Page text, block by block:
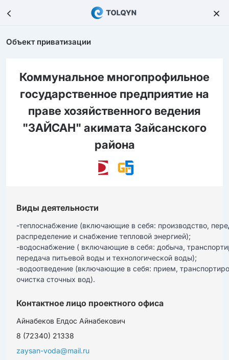
Объект приватизации
Коммунальное многопрофильное
государственное предприятие на
праве хозяйственного ведения
"ЗАЙСАН" акимата Зайсанского
района
Виды деятельности
-теплоснабжение (включающие в себя: производство,
распределение и снабжение тепловой энергией);
-водоснабжение ( включающие в себя: добыча,
передача питьевой воды и технологической воды);
-водоотведение (включающие в себя: прием,
очистка сточных вод).
Контактное лицо проектного офиса
Айнабеков Елдос Айнабекович
8 (72340) 21338
zaysan-voda@mail.ru